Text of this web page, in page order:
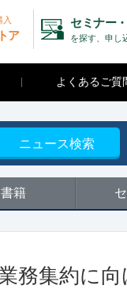
入
ア
セミナー
を探す、申し
よくあるご質
ニュース検索
書籍
務集約に